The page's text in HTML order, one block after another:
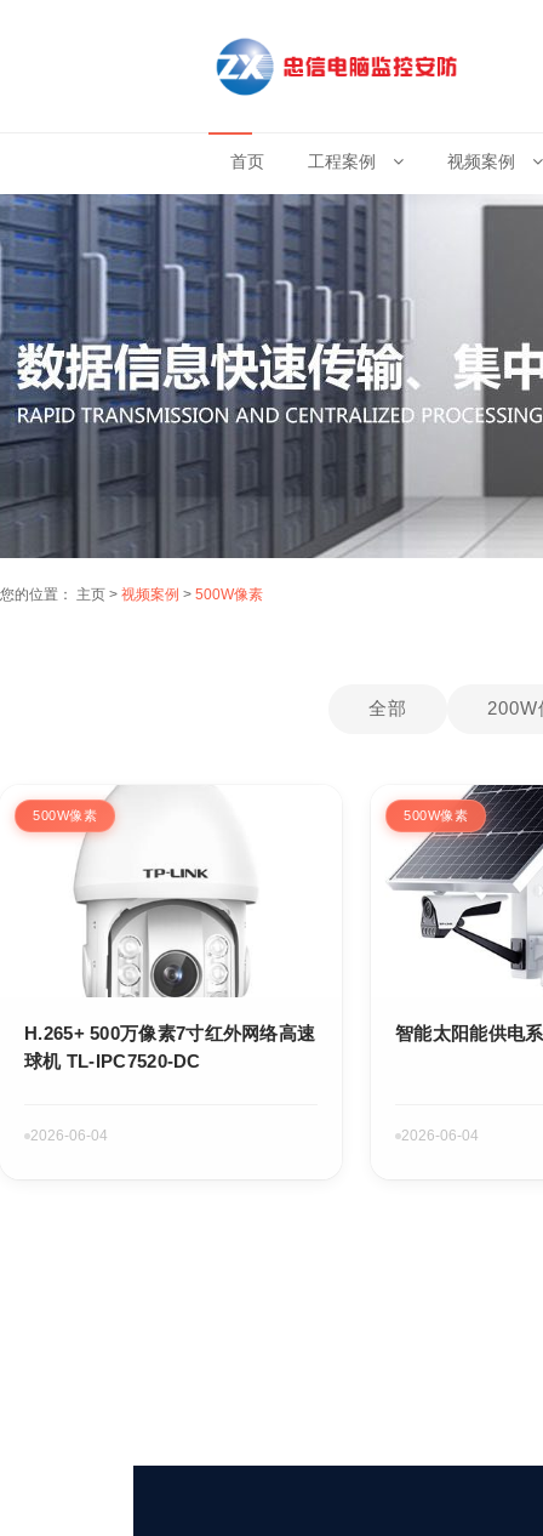
首页 工程案例 视频案例
您的位置： 主页 > 视频案例 > 500W像素
全部 200W
500W像素
H.265+ 500万像素7寸红外网络高速
球机 TL-IPC7520-DC
2026-06-04
500W像素
2026-06-04